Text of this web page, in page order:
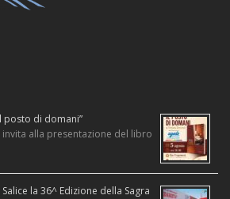
posto di domani”
invita alla presentazione del libro
la 36^ Edizione della Sagra